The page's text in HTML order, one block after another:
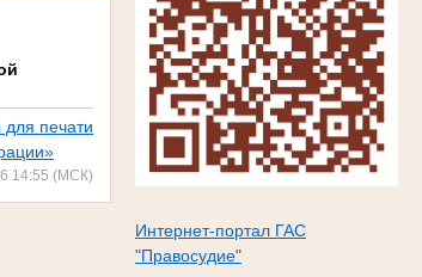
Интернет-портал ГАС
"Правосудие"
для печати
14:55 (МСК)